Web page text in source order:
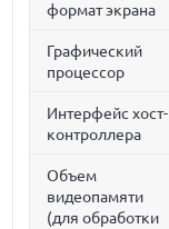
формат экрана
Графический
процессор
Интерфейс хост-
контроллера
Объем
видеопамяти
(для обработки